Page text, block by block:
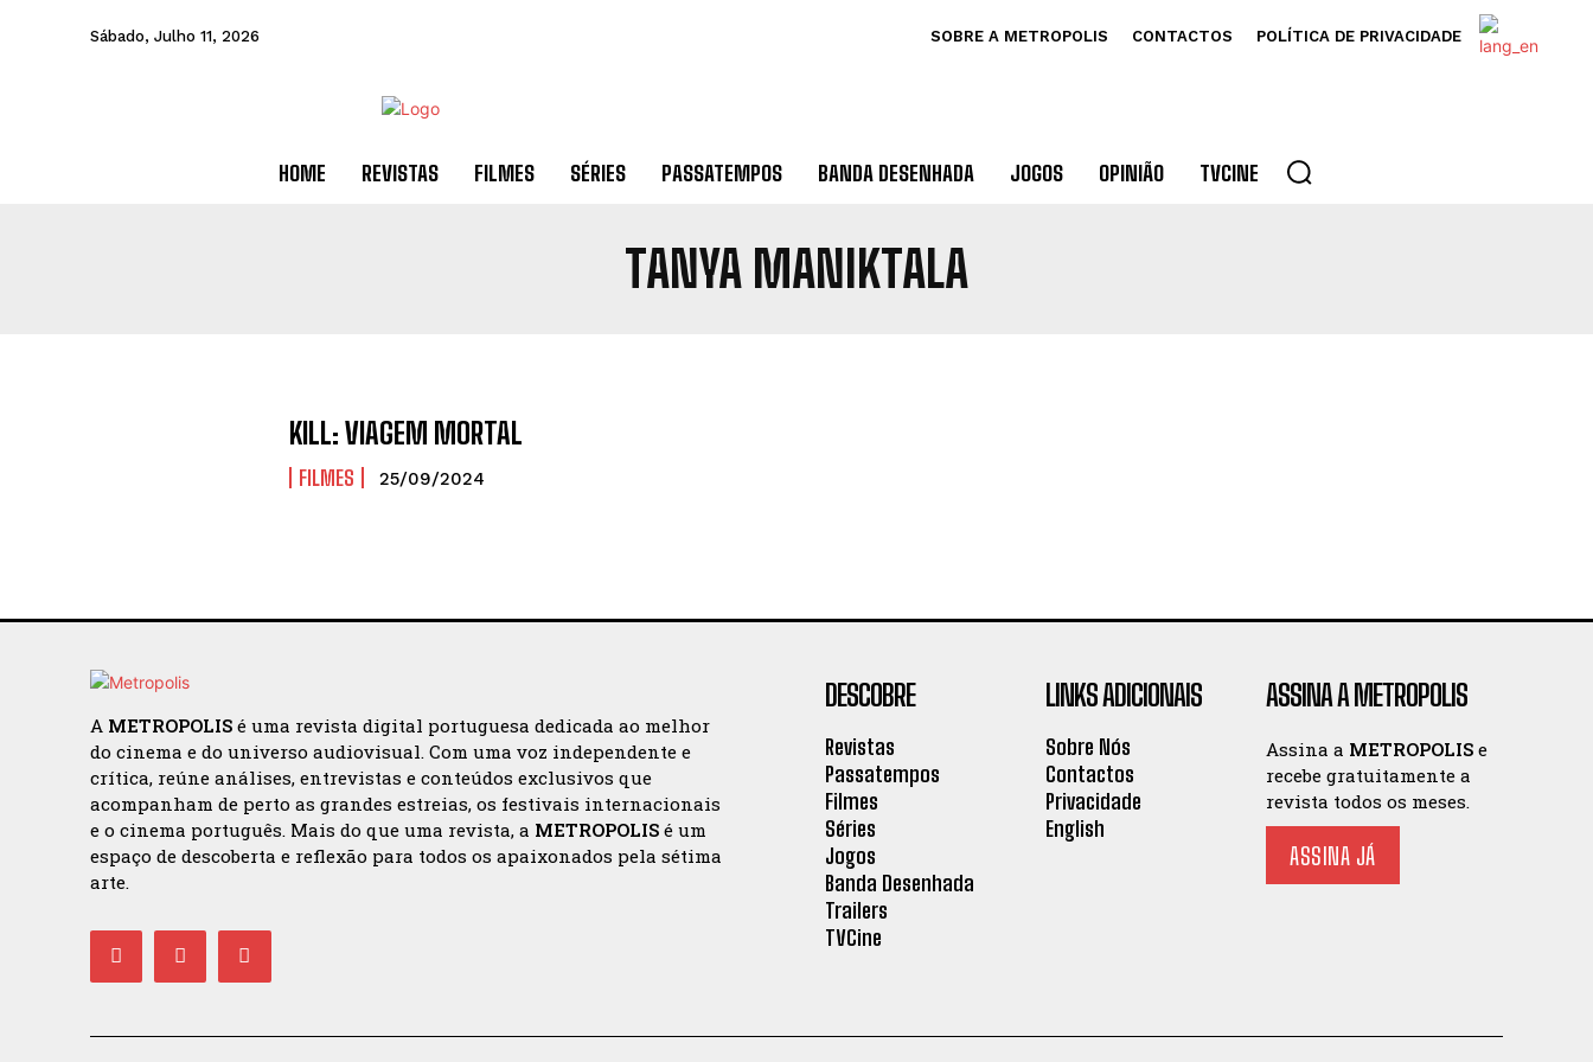
Sábado, Julho 11, 2026 SOBRE A METROPOLIS CONTACTOS POLÍTICA DE PRIVACIDADE
HOME REVISTAS FILMES SÉRIES PASSATEMPOS BANDA DESENHADA JOGOS OPINIÃO TVCINE
TANYA MANIKTALA
KILL: VIAGEM MORTAL
FILMES 25/09/2024
A METROPOLIS é uma revista digital portuguesa dedicada ao melhor
do cinema e do universo audiovisual. Com uma voz independente e
crítica, reúne análises, entrevistas e conteúdos exclusivos que
acompanham de perto as grandes estreias, os festivais internacionais
e o cinema português. Mais do que uma revista, a METROPOLIS é um
espaço de descoberta e reflexão para todos os apaixonados pela sétima
arte.
DESCOBRE
Revistas
Passatempos
Filmes
Séries
Jogos
Banda Desenhada
Trailers
TVCine
LINKS ADICIONAIS
Sobre Nós
Contactos
Privacidade
English
ASSINA A METROPOLIS
Assina a METROPOLIS e
recebe gratuitamente a
revista todos os meses.
ASSINA JÁ